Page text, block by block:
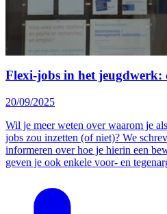
Flexi-jobs in het jeugdwerk:
20/09/2025
Wil je meer weten over waarom je
jobs zou inzetten (of niet)? We
informeren over hoe je hierin een
geven je ook enkele voor- en